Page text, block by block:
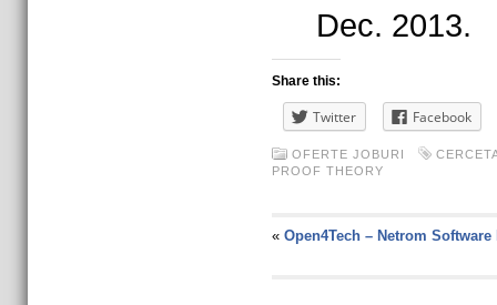
Dec. 2013.
Share this:
Twitter Facebook
OFERTE JOBURI
PROOF THEORY
« Open4Tech – Netrom Software